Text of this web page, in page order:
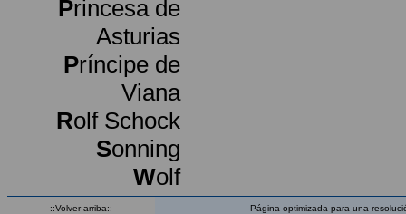
Princesa de
Asturias
Príncipe de
Viana
Rolf Schock
Sonning
Wolf
::Volver arriba:: Página optimizada para una